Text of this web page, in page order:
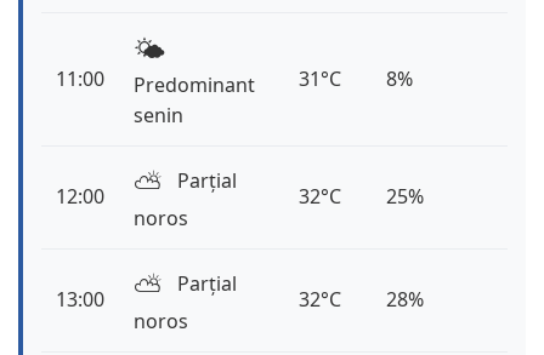
11:00
🌤️
Predominant
senin
31°C 8%
12:00 ⛅️
Parțial
noros
32°C 25%
13:00 ⛅️
Parțial
noros
32°C 28%